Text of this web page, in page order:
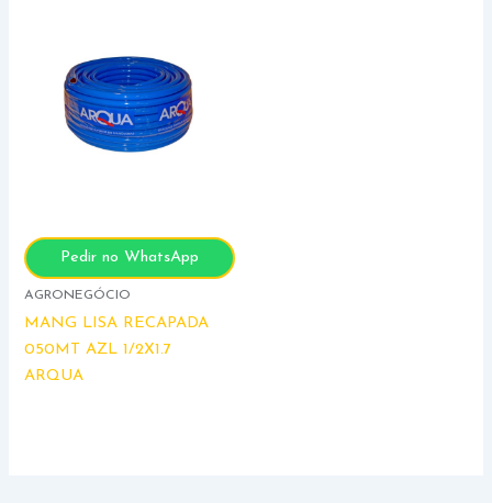
Pedir no WhatsApp
AGRONEGÓCIO
MANG LISA RECAPADA
050MT AZL 1/2X1.7
ARQUA